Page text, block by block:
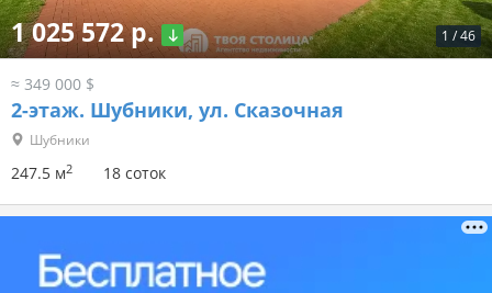
1 /46
1 025 572 р.
≈ 349 000 $
2-этаж. Шубники, ул. Сказочная
Шубники
247.5 м2 18 соток